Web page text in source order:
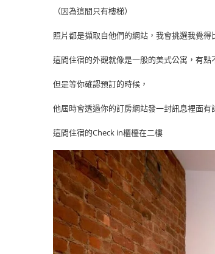
（因為這間只有樓梯）
照片都是擷取自他們的網站，我會挑選我覺得
這間住宿的外觀就像是一般的美式公寓，有點
但是等你確認預訂的時候，
他屆時會透過你的訂房網站發一封訊息裡面
這間住宿的Check in櫃檯在二樓